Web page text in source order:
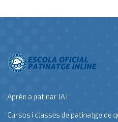
Aprèn a patinar JA!
Cursos i classes de patinatge de